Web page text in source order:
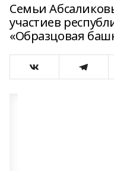
Семьи
участиев
«Образцовая